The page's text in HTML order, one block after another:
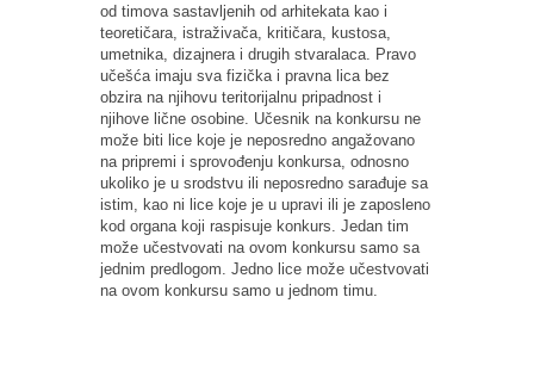
od timova sastavljenih od arhitekata kao i
teoretičara, istraživača, kritičara, kustosa,
umetnika, dizajnera i drugih stvaralaca. Pravo
učešća imaju sva fizička i pravna lica bez
obzira na njihovu teritorijalnu pripadnost i
njihove lične osobine. Učesnik na konkursu ne
može biti lice koje je neposredno angažovano
na pripremi i sprovođenju konkursa, odnosno
ukoliko je u srodstvu ili neposredno sarađuje sa
istim, kao ni lice koje je u upravi ili je zaposleno
kod organa koji raspisuje konkurs. Jedan tim
može učestvovati na ovom konkursu samo sa
jednim predlogom. Jedno lice može učestvovati
na ovom konkursu samo u jednom timu.